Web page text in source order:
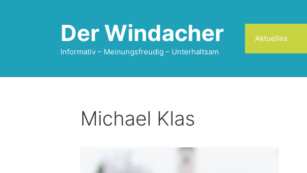
Der Windacher
Informativ – Meinungsfreudig – Unterhaltsam
Aktuelles
Michael Klas